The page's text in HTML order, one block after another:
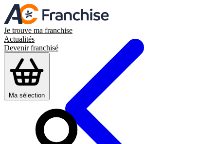
Je trouve ma franchise
Actualités
Devenir franchisé
Ma sélection